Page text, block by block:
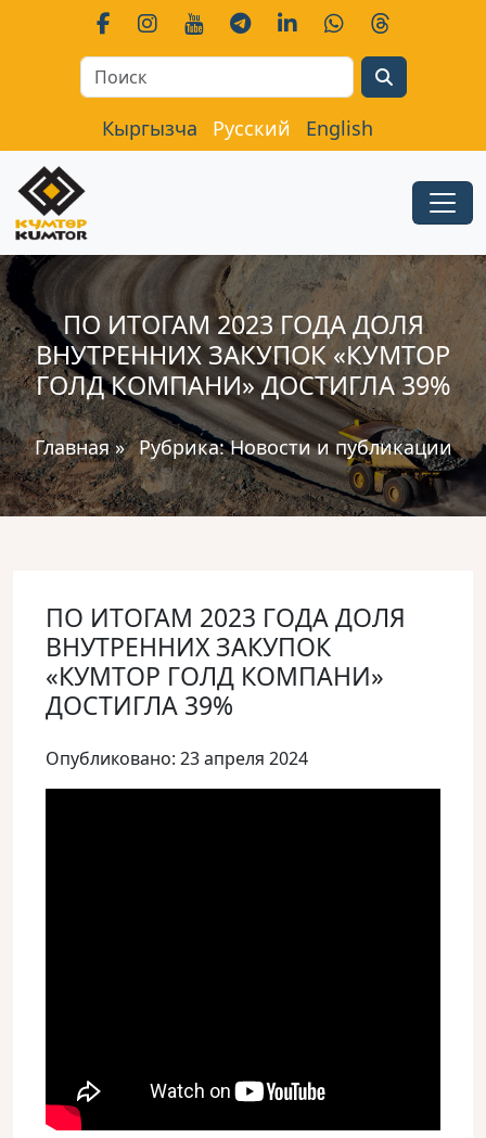
Кыргызча Русский English
ПО ИТОГАМ 2023 ГОДА ДОЛЯ
ВНУТРЕННИХ ЗАКУПОК «КУМТОР
ГОЛД КОМПАНИ» ДОСТИГЛА 39%
Главная» Рубрика:Новости и публикации
ПО ИТОГАМ 2023 ГОДА ДОЛЯ
ВНУТРЕННИХ ЗАКУПОК
«КУМТОР ГОЛД КОМПАНИ»
ДОСТИГЛА 39%
Опубликовано: 23 апреля 2024